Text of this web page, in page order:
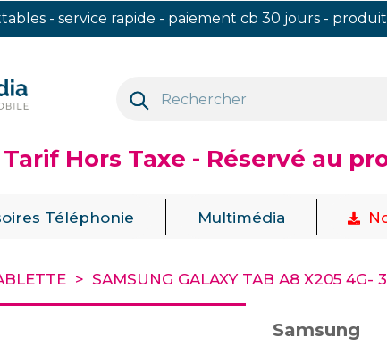
- service rapide - paiement cb 30 jours -
Tarif Hors Taxe - Réservé au
Téléphonie Multimédia
SAMSUNG GALAXY TAB A8 X205 4G-
Samsung